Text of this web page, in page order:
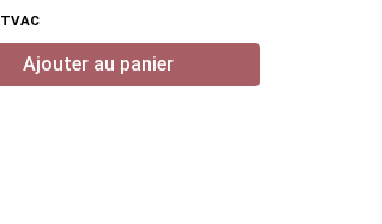
TVAC
Ajouter au panier